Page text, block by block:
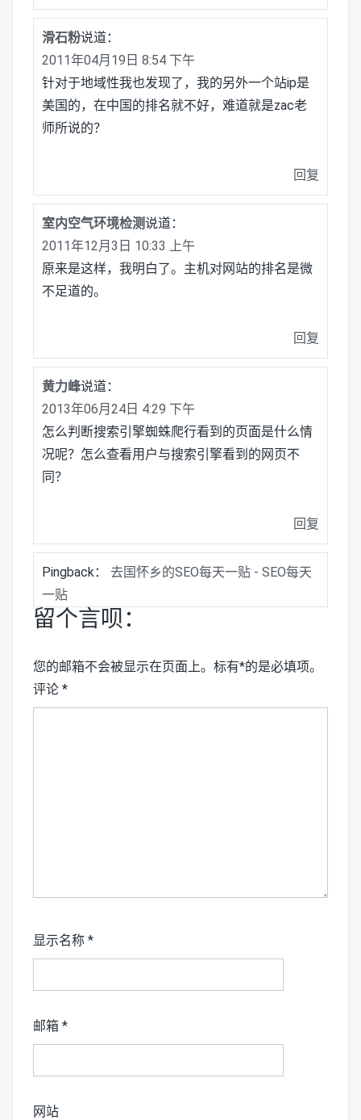
滑石粉说道：
2011年04月19日 8:54 下午
针对于地域性我也发现了，我的另外一个站ip是
美国的，在中国的排名就不好，难道就是zac老
师所说的？
回复
室内空气环境检测说道：
2011年12月3日 10:33 上午
原来是这样，我明白了。主机对网站的排名是微
不足道的。
回复
黄力峰说道：
2013年06月24日 4:29 下午
怎么判断搜索引擎蜘蛛爬行看到的页面是什么情
况呢？怎么查看用户与搜索引擎看到的网页不
同？
回复
Pingback： 去国怀乡的SEO每天一贴 - SEO每天
一贴
留个言呗：
您的邮箱不会被显示在页面上。标有*的是必填项。
评论 *
显示名称 *
邮箱 *
网站